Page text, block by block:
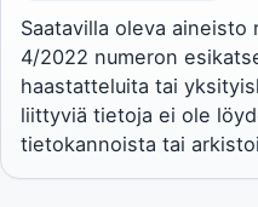
Saatavilla oleva
4/2022 numeron
haastatteluita tai
liittyviä tietoja ei ole
tietokannoista tai